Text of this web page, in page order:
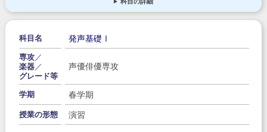
科目名 発声基礎Ⅰ
専攻／
楽器／
グレード等
声優俳優専攻
学期 春学期
授業の形態 演習